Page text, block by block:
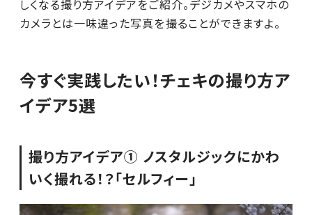
しくなる撮り方アイデアをご紹介。デジカメやスマホの
カメラとは一味違った写真を撮ることができますよ。
今すぐ実践したい！チェキの撮り方ア
イデア5選
撮り方アイデア① ノスタルジックにかわ
いく撮れる！？「セルフィー」